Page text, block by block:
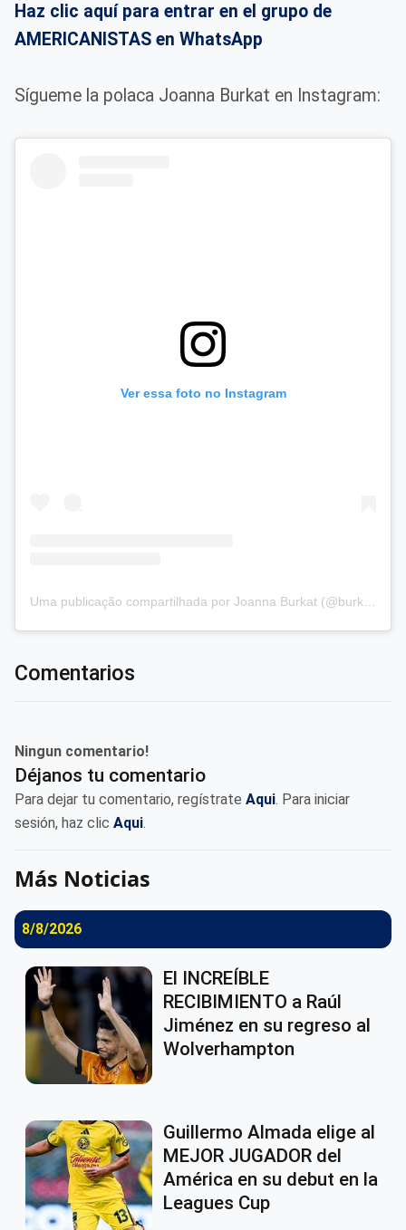
Haz clic aquí para entrar en el grupo de
AMERICANISTAS en WhatsApp
Sígueme la polaca Joanna Burkat en Instagram:
Ver essa foto no Instagram
Comentarios
Ningun comentario!
Déjanos tu comentario
Para dejar tu comentario, regístrate Aqui. Para iniciar
sesión, haz clic Aqui.
Más Noticias
8/8/2026
El INCREÍBLE
RECIBIMIENTO a Raúl
Jiménez en su regreso al
Wolverhampton
Guillermo Almada elige al
MEJOR JUGADOR del
América en su debut en la
Leagues Cup